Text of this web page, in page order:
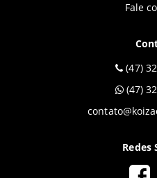
Fale
(47)
(47)
Redes